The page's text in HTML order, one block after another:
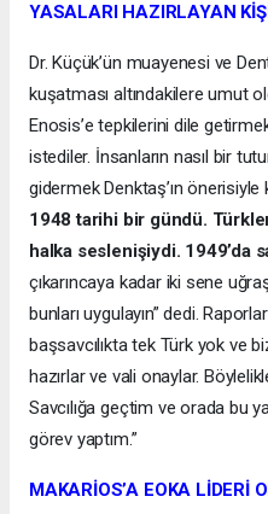
YASALARI HAZIRLAYAN
Dr. Küçük’ün muayenesi ve
kuşatması altındakilere umut
Enosis’e tepkilerini dile
istediler. İnsanların nasıl bir
gidermek Denktaş’ın önerisiyle
1948 tarihi bir gündü.
halka seslenişiydi. 1949’da
çıkarıncaya kadar iki sene
bunları uygulayın” dedi.
başsavcılıkta tek Türk yok ve
hazırlar ve vali onaylar.
Savcılığa geçtim ve orada bu
görev yaptım.”
MAKARİOS’A EOKA LİDERİ